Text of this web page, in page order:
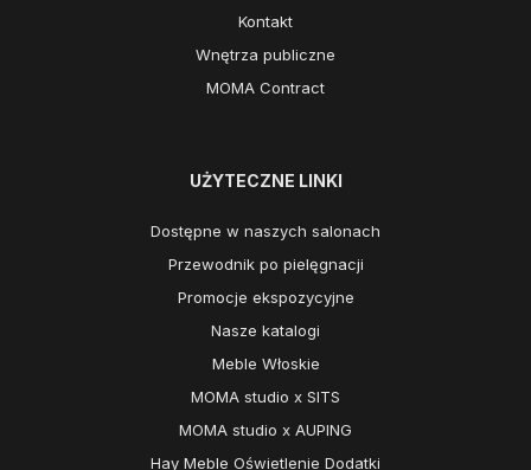
Kontakt
Wnętrza publiczne
MOMA Contract
UŻYTECZNE LINKI
Dostępne w naszych salonach
Przewodnik po pielęgnacji
Promocje ekspozycyjne
Nasze katalogi
Meble Włoskie
MOMA studio x SITS
MOMA studio x AUPING
Hay Meble Oświetlenie Dodatki